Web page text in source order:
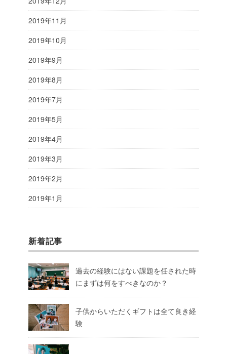
2019年11月
2019年10月
2019年9月
2019年8月
2019年7月
2019年5月
2019年4月
2019年3月
2019年2月
2019年1月
新着記事
過去の経験にはない課題を任された時
にまずは何をすべきなのか？
子供からいただくギフトは全て良き経
験